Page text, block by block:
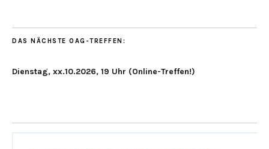
DAS NÄCHSTE OAG-TREFFEN:
Dienstag, xx.10.2026, 19 Uhr (Online-Treffen!)